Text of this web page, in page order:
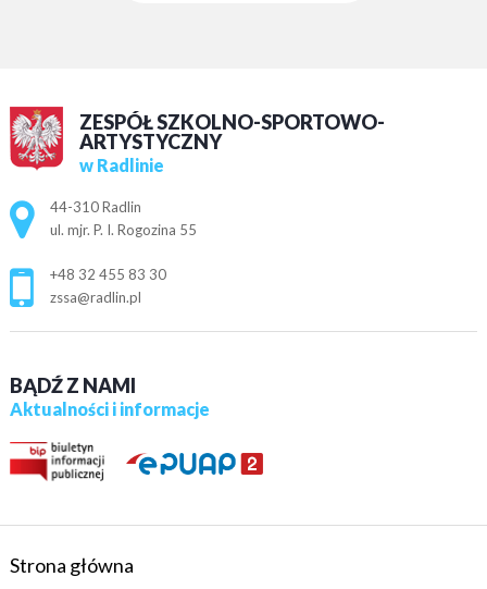
ZESPÓŁ SZKOLNO-SPORTOWO-
ARTYSTYCZNY
w Radlinie
Adres pocztowy:
44-310 Radlin
ul. mjr. P. I. Rogozina 55
+48 32 455 83 30
zssa@radlin.pl
BĄDŹ Z NAMI
Aktualności i informacje
Strona główna